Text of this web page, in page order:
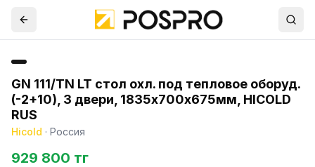
GN 111/TN LT стол охл. под тепловое оборуд.
(-2+10), 3 двери, 1835х700х675мм, HICOLD
RUS
Hicold · Россия
929 800 тг